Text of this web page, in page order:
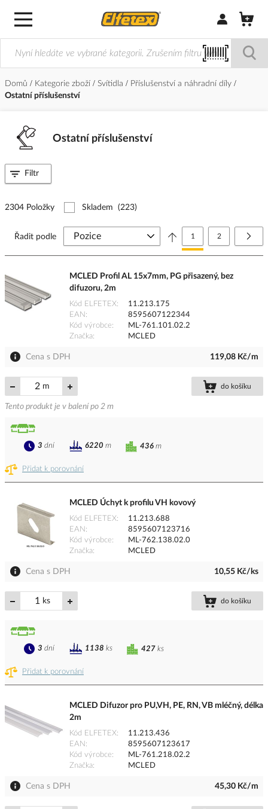
Přihlásit/
Domů Kategorie zboží Svítidla
Příslušenství a náhradní díly
Ostatní příslušenství
Ostatní příslušenství
2304 Položky Skladem (223)
Stránka
Právě si prohlížíte
1 Stránka
2
Řadit podle
MCLED Profil AL 15x7mm, PG přisazený, bez
difuzoru, 2m
Kód ELFETEX
11.213.175
EAN
8595607122344
Kód výrobce
ML-761.101.02.2
Značka
MCLED
Cena s DPH 119,08 Kč/m
m do košíku
Tento produkt je v balení po 2 m
Přidat k porovnání
436 m
3 dní 6220 m
MCLED Úchyt k profilu VH kovový
Kód ELFETEX
11.213.688
EAN
8595607123716
Kód výrobce
ML-762.138.02.0
Značka
MCLED
Cena s DPH 10,55 Kč/ks
ks do košíku
Přidat k porovnání
427 ks
3 dní 1138 ks
MCLED Difuzor pro PU,VH, PE, RN, VB mléčný, délka
2m
Kód ELFETEX
11.213.436
EAN
8595607123617
Kód výrobce
ML-761.218.02.2
Značka
MCLED
Cena s DPH 45,30 Kč/m
Filtr